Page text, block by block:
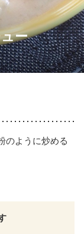
ー
のように炒める